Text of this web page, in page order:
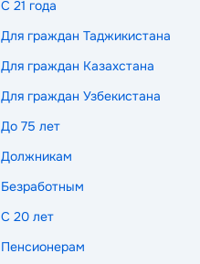
С 21 года
Для граждан Таджикистана
Для граждан Казахстана
Для граждан Узбекистана
До 75 лет
Должникам
Безработным
С 20 лет
Пенсионерам